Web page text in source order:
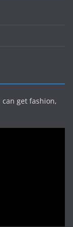
can get fashion,